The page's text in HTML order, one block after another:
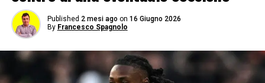
Published 2 mesi ago on 16 Giugno 2026
By Francesco Spagnolo